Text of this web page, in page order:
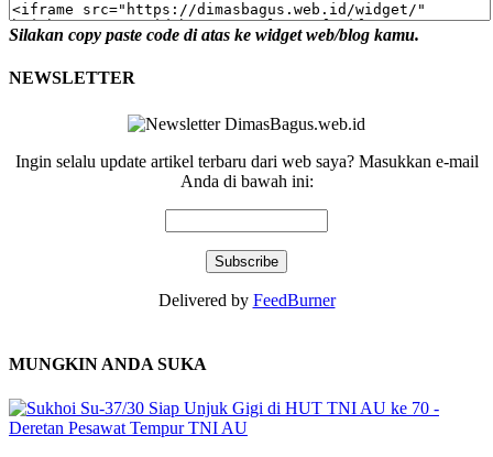
Silakan copy paste code di atas ke widget web/blog kamu.
NEWSLETTER
Ingin selalu update artikel terbaru dari web saya? Masukkan e-mail
Anda di bawah ini:
Delivered by FeedBurner
MUNGKIN ANDA SUKA